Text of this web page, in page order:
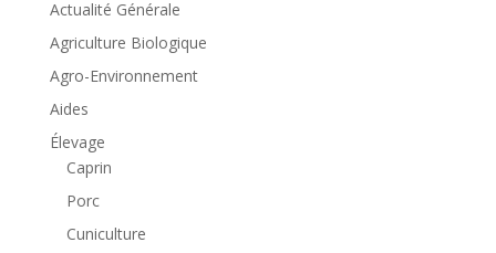
Actualité Générale
Agriculture Biologique
Agro-Environnement
Aides
Élevage
Caprin
Porc
Cuniculture